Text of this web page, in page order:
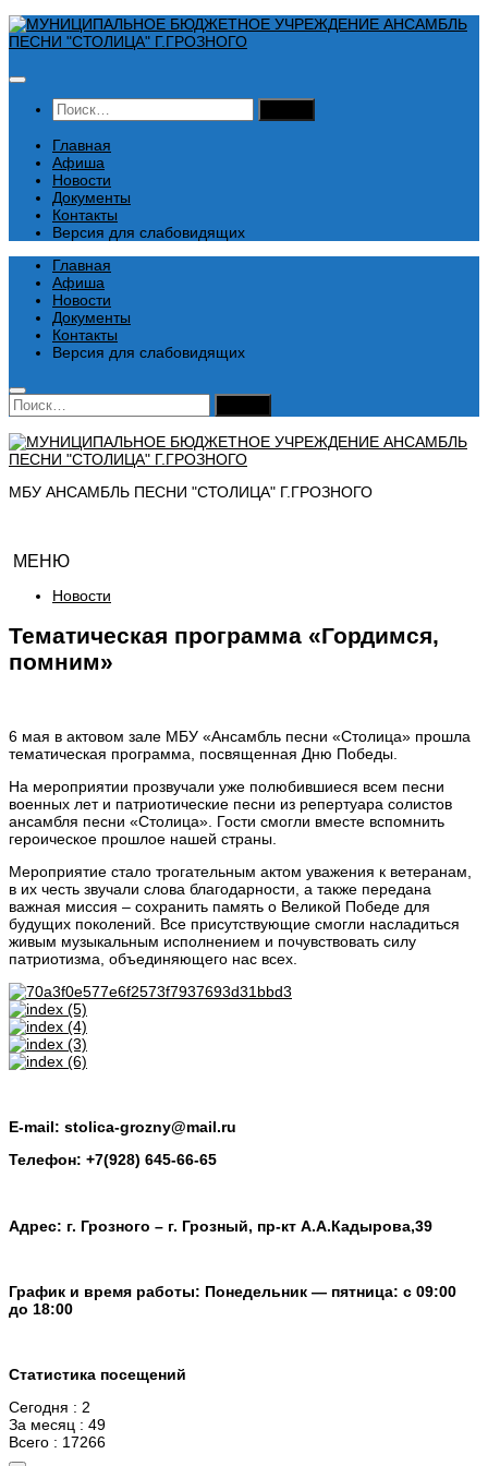
Перейти
к
Найти:
Главная
Афиша
Новости
Документы
Контакты
Версия для слабовидящих
Главная
Афиша
Новости
Документы
Контакты
Версия для слабовидящих
Найти:
МБУ АНСАМБЛЬ ПЕСНИ "СТОЛИЦА" Г.ГРОЗНОГО
МЕНЮ
Новости
Тематическая программа «Гордимся,
помним»
6 мая в актовом зале МБУ «Ансамбль песни «Столица» прошла
тематическая программа, посвященная Дню Победы.
На мероприятии прозвучали уже полюбившиеся всем песни
военных лет и патриотические песни из репертуара солистов
ансамбля песни «Столица». Гости смогли вместе вспомнить
героическое прошлое нашей страны.
Мероприятие стало трогательным актом уважения к ветеранам,
в их честь звучали слова благодарности, а также передана
важная миссия – сохранить память о Великой Победе для
будущих поколений. Все присутствующие смогли насладиться
живым музыкальным исполнением и почувствовать силу
патриотизма, объединяющего нас всех.
E-mail: stolica-grozny@mail.ru
Телефон: +7(928) 645-66-65
Адрес: г. Грозного – г. Грозный, пр-кт А.А.Кадырова,39
График и время работы: Понедельник — пятница: с 09:00
до 18:00
Статистика посещений
Сегодня : 2
За месяц : 49
Всего : 17266